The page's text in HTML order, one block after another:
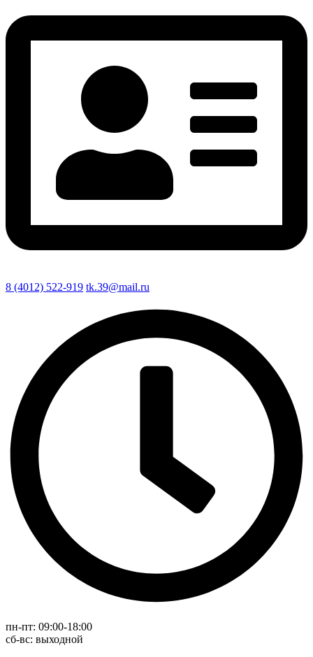
8 (4012) 522-919 tk.39@mail.ru
пн-пт: 09:00-18:00
cб-вс: выходной